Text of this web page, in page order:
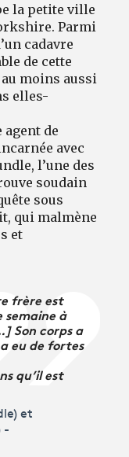
la petite ville
Parmi
cadavre
de cette
moins aussi
elles-
de
avec
l’une des
soudain
sous
qui malmène
et
frère est
semaine à
Son corps a
eu de fortes
qu’il est
et
-